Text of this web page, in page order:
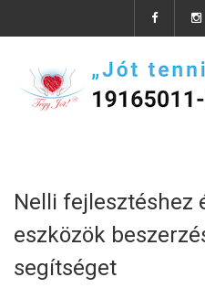
Nelli fejlesztéshez
eszközök
segítséget